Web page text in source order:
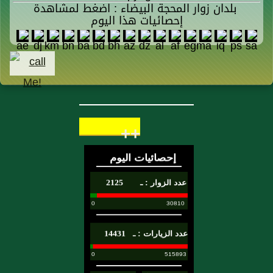
بلدان زوار المحجة البيضاء : اضغط لمشاهدة
إحصائيات هذا اليوم
++